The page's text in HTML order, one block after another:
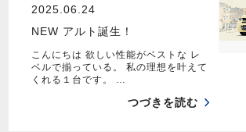
2025.06.24
NEW アルト誕生！
こんにちは 欲しい性能がベストな レ
ベルで揃っている。 私の理想を叶えて
くれる１台です。 …
つづきを読む